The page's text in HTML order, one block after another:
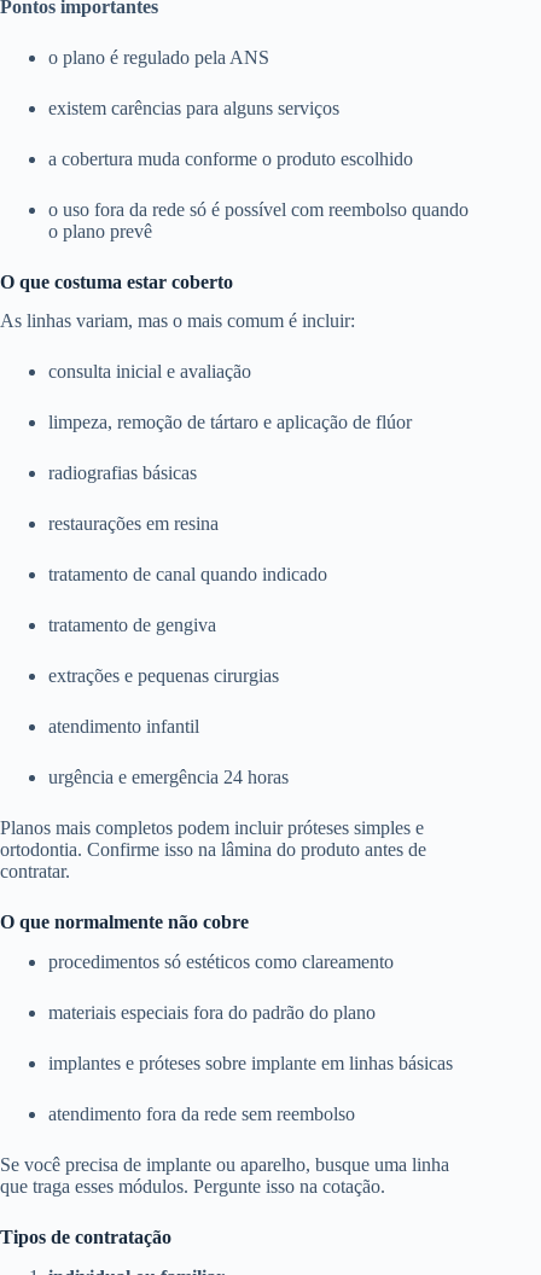
Pontos importantes
o plano é regulado pela ANS
existem carências para alguns serviços
a cobertura muda conforme o produto escolhido
o uso fora da rede só é possível com reembolso quando
o plano prevê
O que costuma estar coberto
As linhas variam, mas o mais comum é incluir:
consulta inicial e avaliação
limpeza, remoção de tártaro e aplicação de flúor
radiografias básicas
restaurações em resina
tratamento de canal quando indicado
tratamento de gengiva
extrações e pequenas cirurgias
atendimento infantil
urgência e emergência 24 horas
Planos mais completos podem incluir próteses simples e
ortodontia. Confirme isso na lâmina do produto antes de
contratar.
O que normalmente não cobre
procedimentos só estéticos como clareamento
materiais especiais fora do padrão do plano
implantes e próteses sobre implante em linhas básicas
atendimento fora da rede sem reembolso
Se você precisa de implante ou aparelho, busque uma linha
que traga esses módulos. Pergunte isso na cotação.
Tipos de contratação